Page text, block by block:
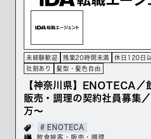
未経験歓迎 残業20時間未満 休日120日
社割あり
髪型・髪色自由
【神奈川県】ENOTECA／
販売・調理の契約社員募集
万～
# ENOTECA
飲食接客・販売・調理